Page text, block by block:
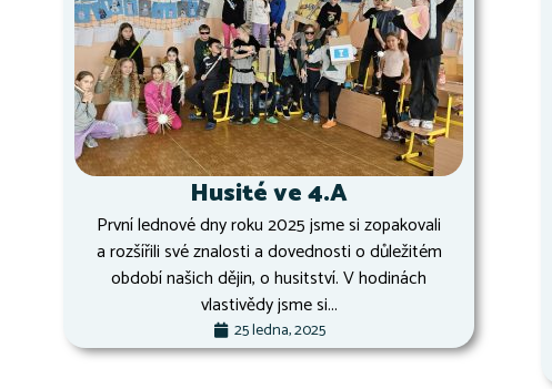
Husité ve 4.A
První lednové dny roku 2025 jsme si zopakovali
a rozšířili své znalosti a dovednosti o důležitém
období našich dějin, o husitství. V hodinách
vlastivědy jsme si...
25 ledna, 2025